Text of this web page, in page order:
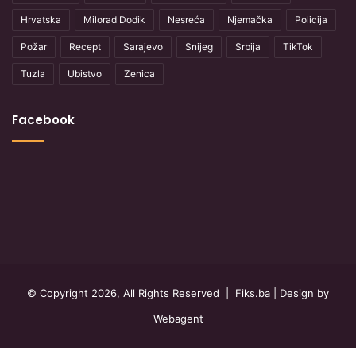
Hrvatska Milorad Dodik Nesreća Njemačka Policija
Požar Recept Sarajevo Snijeg Srbija TikTok
Tuzla Ubistvo Zenica
Facebook
© Copyright 2026, All Rights Reserved | Fiks.ba | Design by
Webagent